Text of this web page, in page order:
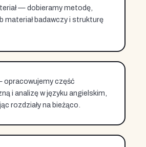
— dobieramy metodę,
materiał badawczy i strukturę
opracowujemy część
i analizę w języku angielskim,
rozdziały na bieżąco.